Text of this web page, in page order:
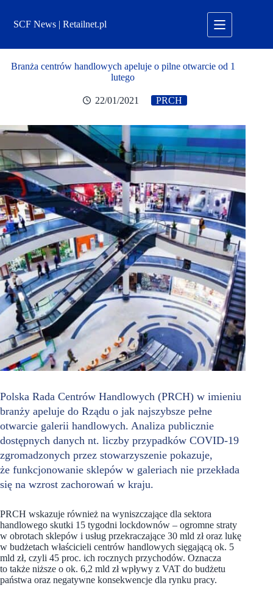
treściSCF News | Retailnet.pl
Branża centrów handlowych apeluje o pilne otwarcie od 1
lutego
22/01/2021 PRCH
Polska Rada Centrów Handlowych (PRCH) w imieniu
branży apeluje do Rządu o jak najszybsze pełne
otwarcie galerii handlowych. Analiza publicznie
dostępnych danych nt. liczby przypadków COVID-19
zgromadzonych przez stowarzyszenie pokazuje,
że funkcjonowanie sklepów w galeriach nie przekłada
się na wzrost zachorowań w kraju.
PRCH wskazuje również na wyniszczające dla sektora
handlowego skutki 15 tygodni lockdownów – ogromne straty
w obrotach sklepów i usług przekraczające 30 mld zł oraz lukę
w budżetach właścicieli centrów handlowych sięgającą ok. 5
mld zł, czyli 45 proc. ich rocznych przychodów. Oznacza
to także niższe o ok. 6,2 mld zł wpływy z VAT do budżetu
państwa oraz negatywne konsekwencje dla rynku pracy.